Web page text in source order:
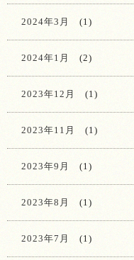
2024年3月 (1)
2024年1月 (2)
2023年12月 (1)
2023年11月 (1)
2023年9月 (1)
2023年8月 (1)
2023年7月 (1)